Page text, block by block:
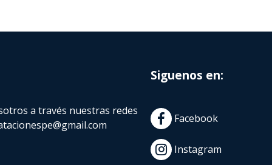
a través nuestras redes
Siguenos en:
Facebook
Instagram